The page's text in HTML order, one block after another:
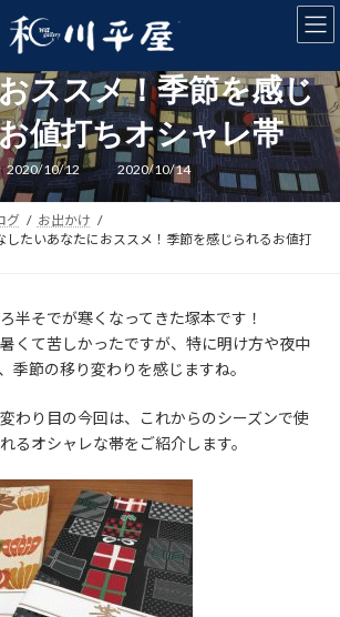
着物を着こなしたい
ススメ！季節を感じ
値打ちオシャレ帯
2020/10/12
最
終
時
:
2020/10/14
グ
お出かけ
したいあなたにおススメ！季節を感じられるお値打
半そでが寒くなってきた塚本です！
くて苦しかったですが、特に明け方や夜中
季節の移り変わりを感じますね。
わり目の今回は、これからのシーズンで使
るオシャレな帯をご紹介します。